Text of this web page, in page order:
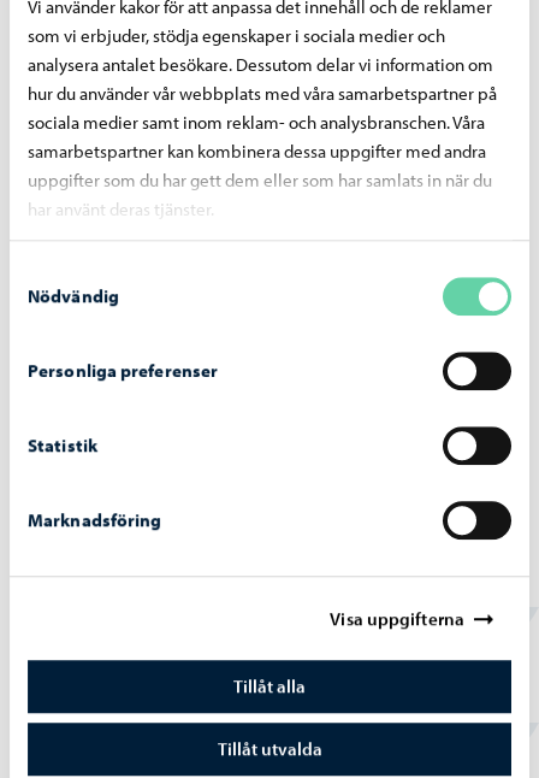
Vi använder kakor för att anpassa det innehåll och de reklamer
som vi erbjuder, stödja egenskaper i sociala medier och
analysera antalet besökare. Dessutom delar vi information om
hur du använder vår webbplats med våra samarbetspartner på
sociala medier samt inom reklam- och analysbranschen. Våra
samarbetspartner kan kombinera dessa uppgifter med andra
uppgifter som du har gett dem eller som har samlats in när du
har använt deras tjänster.
Nödvändig
Personliga preferenser
Statistik
Marknadsföring
Visa uppgifterna
Tillåt alla
Tillåt utvalda
Grundlig förbättring av Näse konstis inleds i
juni – byggarbetet kommer att påverka
användningen av området fram till hösten
Lägesuppdatering: Kokonishall planeras
Friidrottsområdet vid Hammars idrottsplan
Hittade du vad du sökte?